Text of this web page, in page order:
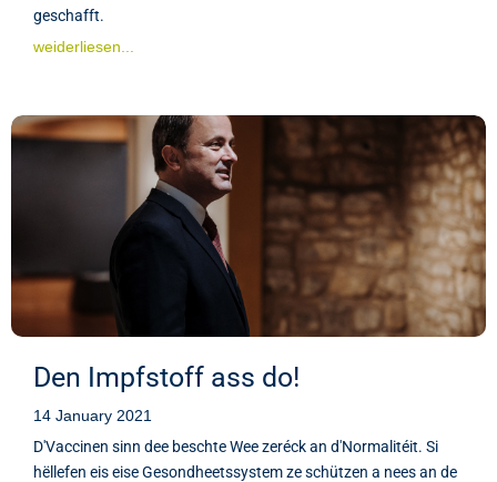
geschafft.
weiderliesen...
Den Impfstoff ass do!
14 January 2021
D'Vaccinen sinn dee beschte Wee zeréck an d'Normalitéit. Si
hëllefen eis eise Gesondheetssystem ze schützen a nees an de